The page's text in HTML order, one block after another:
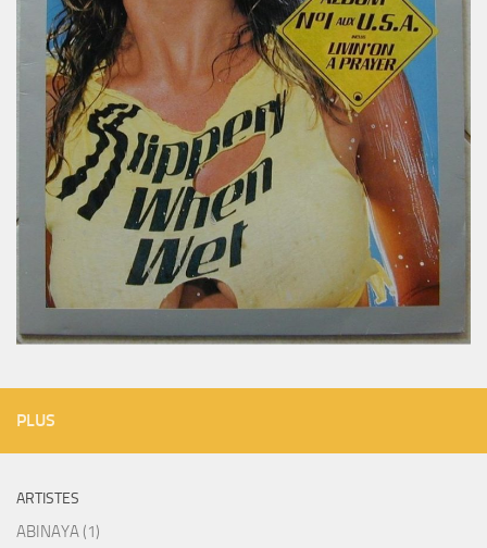
PLUS
ARTISTES
ABINAYA (1)